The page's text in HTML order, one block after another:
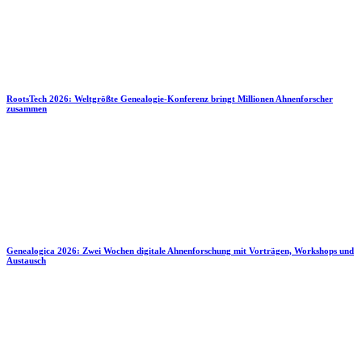
RootsTech 2026: Weltgrößte Genealogie-Konferenz bringt Millionen Ahnenforscher
zusammen
Genealogica 2026: Zwei Wochen digitale Ahnenforschung mit Vorträgen, Workshops und
Austausch